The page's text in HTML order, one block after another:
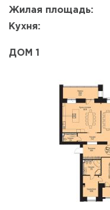
Жилая площадь:
Кухня:
ДОМ 1